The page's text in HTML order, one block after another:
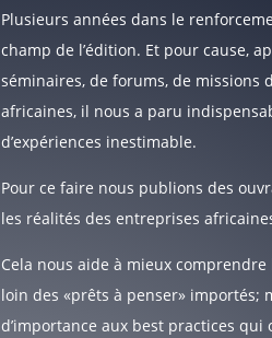
Plusieurs années dans le
champ de l’édition. Et pour cause,
séminaires, de forums, de missions
africaines, il nous a paru
d’expériences inestimable.
Pour ce faire nous publions des
les réalités des entreprises
Cela nous aide à mieux
loin des «prêts à penser» importés;
d’importance aux best practices